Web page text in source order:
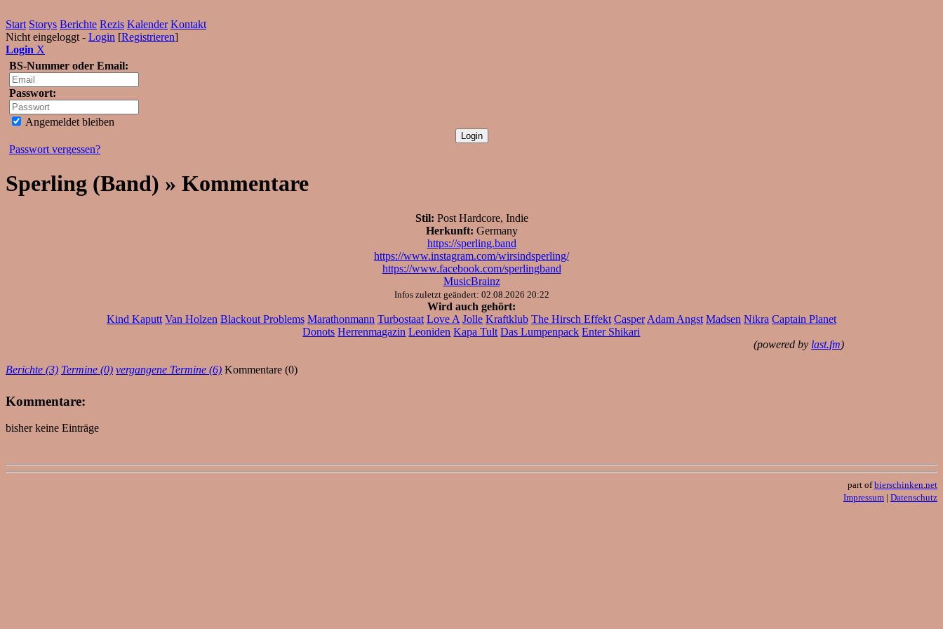
Start Storys Berichte Rezis Kalender Kontakt
Nicht eingeloggt - Login [Registrieren]
Login X
BS-Nummer oder Email:
Passwort:
Angemeldet bleiben
Passwort vergessen?
Sperling (Band) » Kommentare
Stil: Post Hardcore, Indie
Herkunft: Germany
https://sperling.band
https://www.instagram.com/wirsindsperling/
https://www.facebook.com/sperlingband
MusicBrainz
Infos zuletzt geändert: 02.08.2026 20:22
Wird auch gehört:
Kind Kaputt Van Holzen Blackout Problems Marathonmann Turbostaat Love A Jolle Kraftklub The Hirsch Effekt Casper Adam Angst Madsen Nikra Captain Planet
Donots Herrenmagazin Leoniden Kapa Tult Das Lumpenpack Enter Shikari
(powered by last.fm)
Berichte (3) Termine (0) vergangene Termine (6) Kommentare (0)
Kommentare:
bisher keine Einträge
part ofbierschinken.net
Impressum | Datenschutz